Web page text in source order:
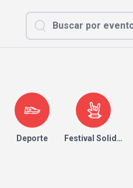
Deporte Festival Solidario